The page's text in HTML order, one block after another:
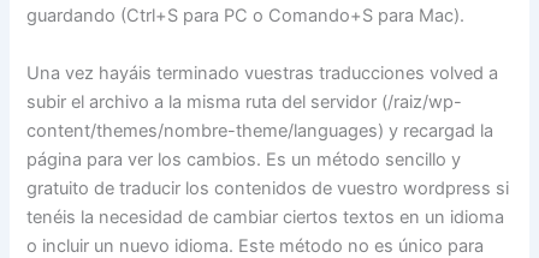
guardando (Ctrl+S para PC o Comando+S para Mac).
Una vez hayáis terminado vuestras traducciones volved a
subir el archivo a la misma ruta del servidor (/raiz/wp-
content/themes/nombre-theme/languages) y recargad la
página para ver los cambios. Es un método sencillo y
gratuito de traducir los contenidos de vuestro wordpress si
tenéis la necesidad de cambiar ciertos textos en un idioma
o incluir un nuevo idioma. Este método no es único para